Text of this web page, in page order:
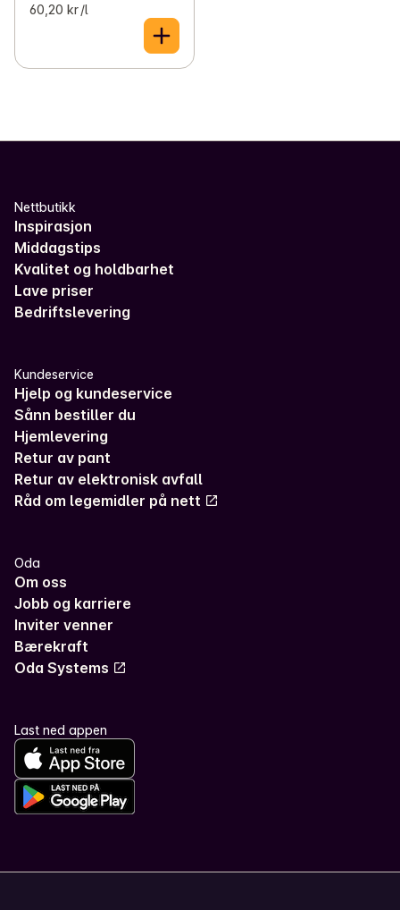
60,20 kr /l
Nettbutikk
Inspirasjon
Middagstips
Kvalitet og holdbarhet
Lave priser
Bedriftslevering
Kundeservice
Hjelp og kundeservice
Sånn bestiller du
Hjemlevering
Retur av pant
Retur av elektronisk avfall
Råd om legemidler på nett
Oda
Om oss
Jobb og karriere
Inviter venner
Bærekraft
Oda Systems
Last ned appen